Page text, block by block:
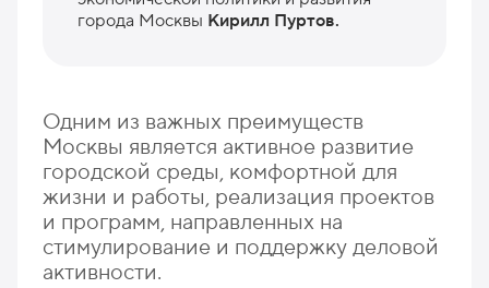
города Москвы Кирилл Пуртов.
Одним из важных преимуществ
Москвы является активное развитие
городской среды, комфортной для
жизни и работы, реализация проектов
и программ, направленных на
стимулирование и поддержку деловой
активности.